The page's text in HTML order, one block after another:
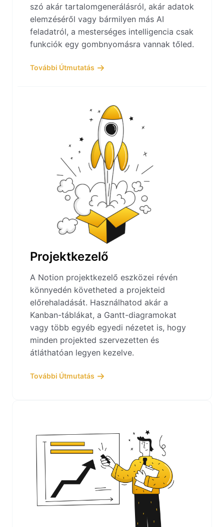
szó akár tartalomgenerálásról, akár adatok
elemzéséről vagy bármilyen más AI
feladatról, a mesterséges intelligencia csak
funkciók egy gombnyomásra vannak tőled.
További Útmutatás
Projektkezelő
A Notion projektkezelő eszközei révén
könnyedén követheted a projekteid
előrehaladását. Használhatod akár a
Kanban-táblákat, a Gantt-diagramokat
vagy több egyéb egyedi nézetet is, hogy
minden projekted szervezetten és
átláthatóan legyen kezelve.
További Útmutatás